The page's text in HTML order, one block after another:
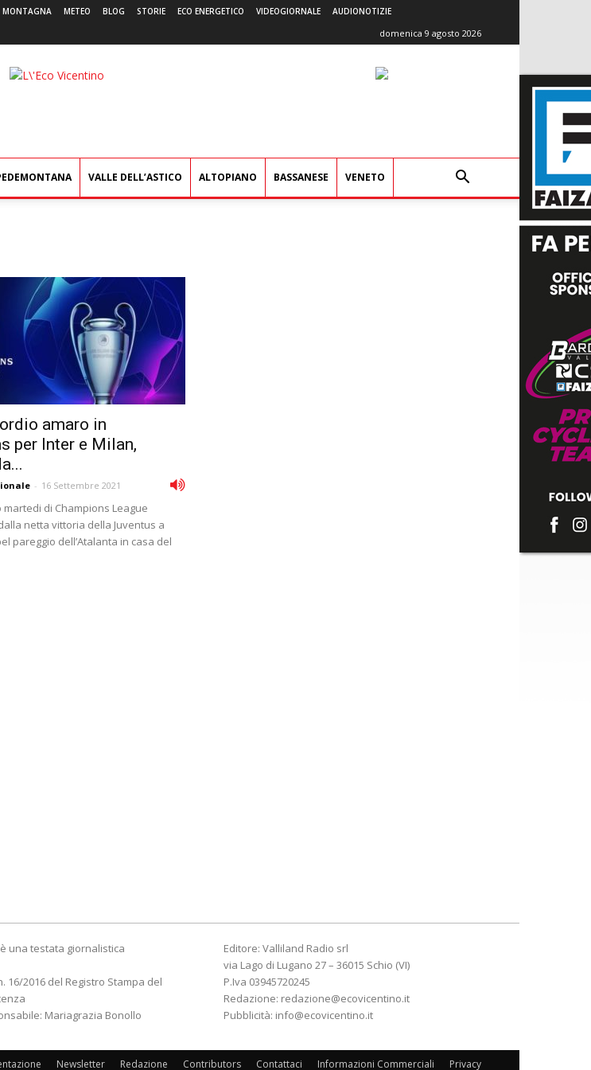
MONTAGNA METEO BLOG STORIE ECO ENERGETICO VIDEOGIORNALE AUDIONOTIZIE
domenica 9 agosto 2026
L'Eco
VALLE DELL’ASTICO ALTOPIANO BASSANESE VENETO
amaro in
per Inter e Milan,
- 16 Settembre 2021
martedi di Champions League
netta vittoria della Juventus a
pareggio dell’Atalanta in casa del
è una testata giornalistica
16/2016 del Registro Stampa del
Mariagrazia Bonollo
Editore: Valliland Radio srl
via Lago di Lugano 27 – 36015 Schio (VI)
P.Iva 03945720245
Redazione: redazione@ecovicentino.it
Pubblicità: info@ecovicentino.it
Newsletter Redazione Contributors Contattaci Informazioni Commerciali Privacy